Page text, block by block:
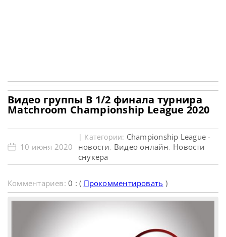
Видео группы В 1/2 финала турнира
Matchroom Championship League 2020
10 июня 2020
| Категории: Championship League -
новости, Видео онлайн, Новости
снукера
Комментариев:0 : ( Прокомментировать )